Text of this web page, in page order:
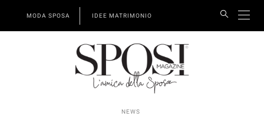
MODA SPOSA IDEE MATRIMONIO
NEWS